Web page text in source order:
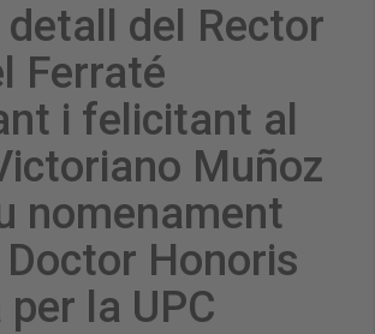
detall del Rector
Ferraté
i felicitant al
Muñoz
nomenament
Honoris
la UPC